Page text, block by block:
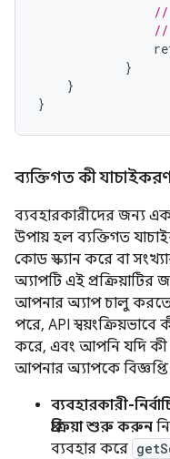
//
//
}
}
}
ব্যক্তিগত কী
ব্যবহারকারীদের জন্য
উপায় হল ব্যক্তিগত
কোড স্ক্যান করে বা
অ্যাপটি এই প্রক্রিয়াটির
আপনার অ্যাপ চালু করতে
পরে, API
করে, এবং আপনি যদি
আপনার অ্যাপকে বিজ্ঞপ্তি
ব্যবহারকারী-
প্রক্রিয়া শুরু করুন
ব্যবহার করে